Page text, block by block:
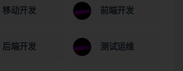
移动开发 前端开发
后端开发 测试运维